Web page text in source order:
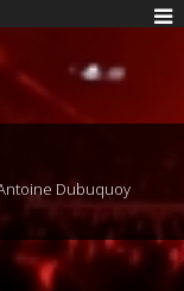
Dubuquoy